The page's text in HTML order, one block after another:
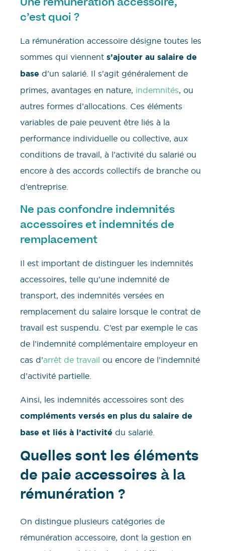
c’est quoi ?
La rémunération accessoire désigne toutes les
sommes qui viennent s’ajouter au salaire de
base d’un salarié. Il s’agit généralement de
primes, avantages en nature, indemnités, ou
autres formes d’allocations. Ces éléments
variables de paie peuvent être liés à la
performance individuelle ou collective, aux
conditions de travail, à l’activité du salarié ou
encore à des accords collectifs de branche ou
d’entreprise.
Ne pas confondre indemnités
accessoires et indemnités de
remplacement
Il est important de distinguer les indemnités
accessoires, telle qu’une indemnité de
transport, des indemnités versées en
remplacement du salaire lorsque le contrat de
travail est suspendu. C’est par exemple le cas
de l’indemnité complémentaire employeur en
cas d’arrêt de travail ou encore de l’indemnité
d’activité partielle.
Ainsi, les indemnités accessoires sont des
compléments versés en plus du salaire de
base et liés à l’activité du salarié.
Quelles sont les éléments
de paie accessoires à la
rémunération ?
On distingue plusieurs catégories de
rémunération accessoire, dont la gestion en